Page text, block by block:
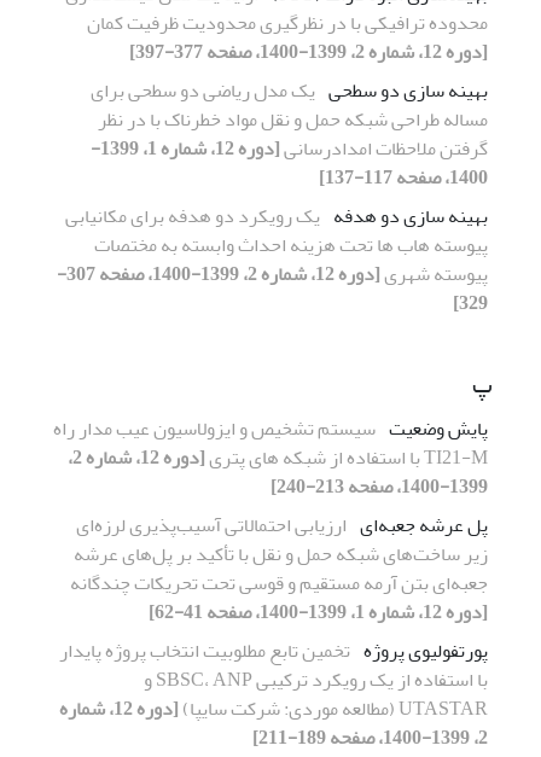
محدوده‌ ترافیکی با در نظرگیری محدودیت ظرفیت کمان‏
[دوره 12، شماره 2، 1399-1400، صفحه 377-397]
بهینه سازی دو سطحی یک مدل ریاضی دو سطحی برای
مساله طراحی شبکه حمل و نقل مواد خطرناک با در نظر
گرفتن ملاحظات امدادرسانی
[دوره 12، شماره 1، 1399-
1400، صفحه 117-137]
بهینه سازی دو هدفه یک رویکرد دو هدفه برای مکانیابی
پیوسته هاب ها تحت هزینه احداث وابسته به مختصات
پیوسته شهری
[دوره 12، شماره 2، 1399-1400، صفحه 307-
329]
پ
پایش وضعیت سیستم تشخیص و ایزولاسیون عیب مدار راه
TI21-M با استفاده از شبکه های پتری
[دوره 12، شماره 2،
1399-1400، صفحه 213-240]
پل عرشه جعبه‌ای ارزیابی احتمالاتی آسیب‌پذیری لرزه‌ای
زیر ساخت‌های شبکه حمل و نقل با تأکید بر پل‌های عرشه
جعبه‌ای بتن آرمه مستقیم و قوسی تحت تحریکات چندگانه
[دوره 12، شماره 1، 1399-1400، صفحه 41-62]
پورتفولیوی پروژه تخمین تابع مطلوبیت انتخاب پروژه‌ پایدار
با استفاده از یک رویکرد ترکیبی SBSC، ANP و
UTASTAR (مطالعه موردی: شرکت سایپا)
[دوره 12، شماره
2، 1399-1400، صفحه 189-211]